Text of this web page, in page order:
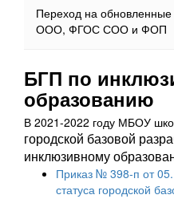
Переход на
ООО, ФГОС СОО и ФОП
БГП по
образованию
В 2021-2022 году МБОУ
городской базовой
инклюзивному
Приказ № 398-п от
статуса городской